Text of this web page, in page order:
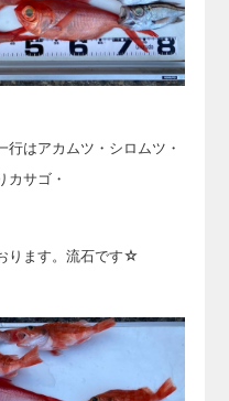
はアカムツ・シロムツ・
カサゴ・
ります。流石です☆